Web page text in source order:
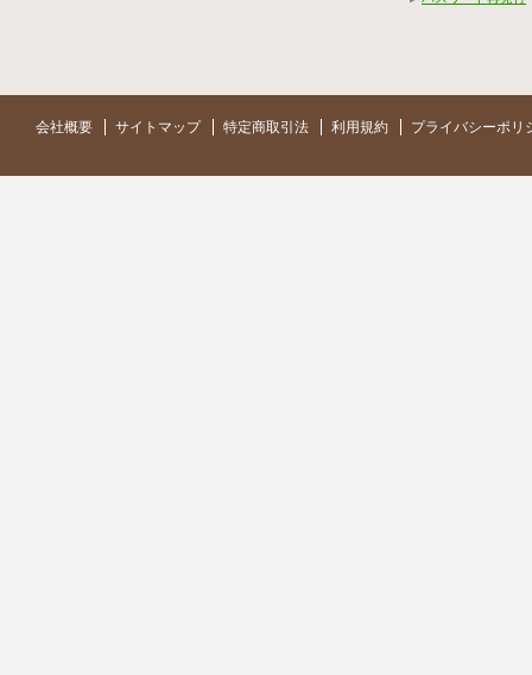
会社概要 サイトマップ 特定商取引法 利用規約 プライバシーポリ